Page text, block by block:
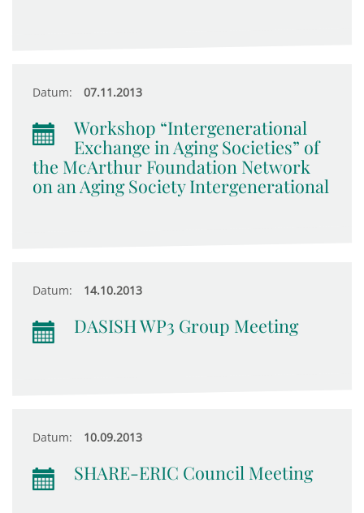
Datum: 07.11.2013
Workshop “Intergenerational
Exchange in Aging Societies” of
the McArthur Foundation Network
on an Aging Society Intergenerational
Datum: 14.10.2013
DASISH WP3 Group Meeting
Datum: 10.09.2013
SHARE-ERIC Council Meeting